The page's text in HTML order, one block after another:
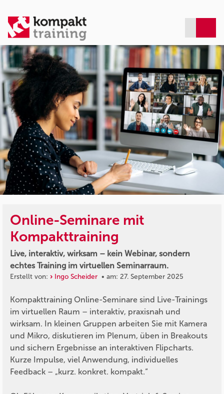
Online-Seminare mit
Kompakttraining
Live, interaktiv, wirksam – kein Webinar, sondern
echtes Training im virtuellen Seminarraum.
Erstellt von: Ingo Scheider • am: 27. September 2025
Kompakttraining Online-Seminare sind Live-Trainings
im virtuellen Raum – interaktiv, praxisnah und
wirksam. In kleinen Gruppen arbeiten Sie mit Kamera
und Mikro, diskutieren im Plenum, üben in Breakouts
und sichern Ergebnisse an interaktiven Flipcharts.
Kurze Impulse, viel Anwendung, individuelles
Feedback – „kurz. konkret. kompakt.“